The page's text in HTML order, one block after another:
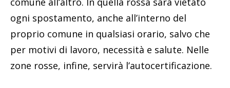
ogni spostamento, anche all’interno del
proprio comune in qualsiasi orario, salvo che
per motivi di lavoro, necessità e salute. Nelle
zone rosse, infine, servirà l’autocertificazione.